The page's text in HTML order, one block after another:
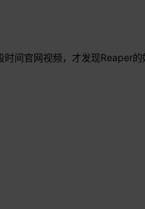
间官网视频，才发现Reaper的